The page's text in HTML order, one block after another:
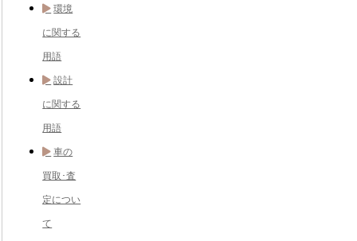
環境
に関する
用語
設計
に関する
用語
車の
買取･査
定につい
て